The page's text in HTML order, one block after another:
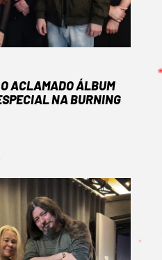
ACLAMADO ÁLBUM
NA BURNING